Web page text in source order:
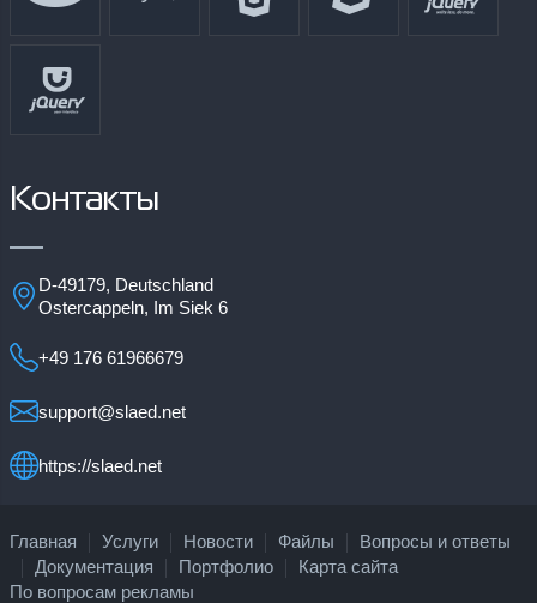
Контакты
D-49179, Deutschland
Ostercappeln, Im Siek 6
+49 176 61966679
support@slaed.net
https://slaed.net
Главная Услуги Новости Файлы
Вопросы и ответы
Документация
Портфолио
Карта сайта
По вопросам рекламы